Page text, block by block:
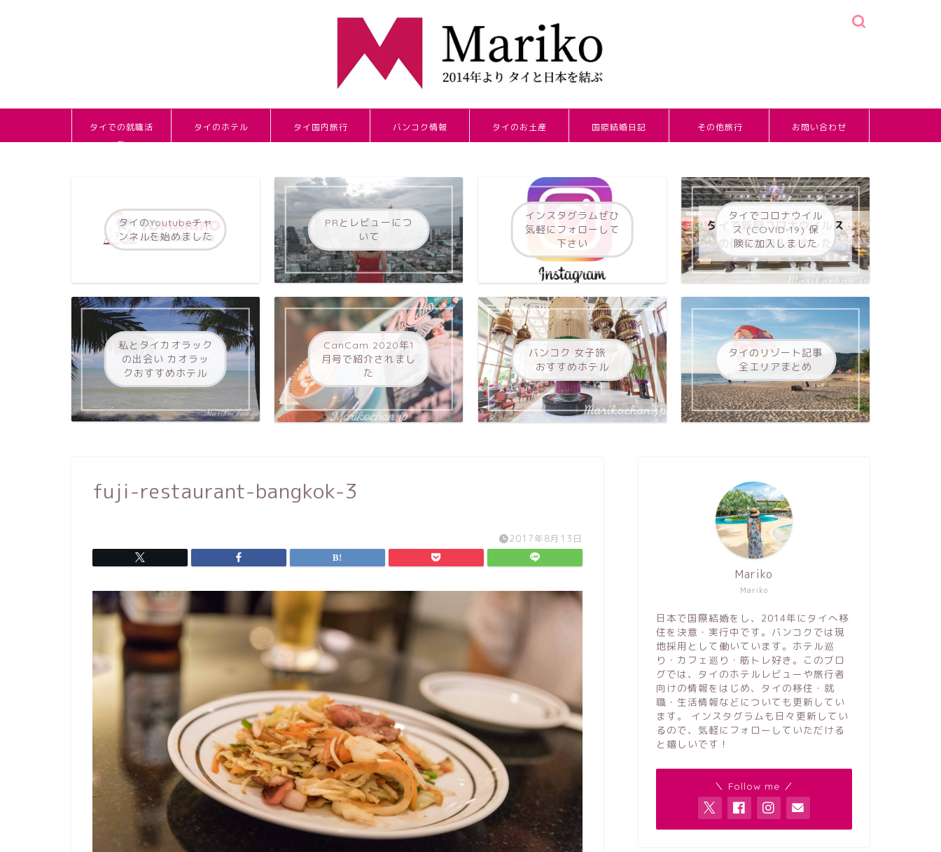
タイでの就職活
動
タイのホテル タイ国内旅行 バンコク情報 タイのお土産 国際結婚日記 その他旅行 お問い合わせ
タイのYoutubeチャ
ンネルを始めました
PRとレビューにつ
いて
インスタグラムぜひ
気軽にフォローして
下さい
タイでコロナウイル
ス (COVID-19) 保
険に加入しました
私とタイカオラック
の出会い カオラッ
クおすすめホテル
CanCam 2020年1
月号で紹介されまし
た
バンコク 女子旅
おすすめホテル
タイのリゾート記事
全エリアまとめ
fuji-restaurant-bangkok-3
2017年8月13日
Mariko
Mariko
日本で国際結婚をし、2014年にタイへ移
住を決意・実行中です。バンコクでは現
地採用として働いています。ホテル巡
り・カフェ巡り・筋トレ好き。このブロ
グでは、タイのホテルレビューや旅行者
向けの情報をはじめ、タイの移住・就
職・生活情報などについても更新してい
ます。 インスタグラムも日々更新してい
るので、気軽にフォローしていただける
と嬉しいです！
＼ Follow me ／